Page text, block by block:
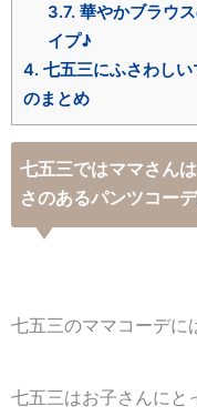
3.7. 華やかブラウ
イプ♪
4. 七五三にふさわし
のまとめ
七五三ではママさん
さのあるパンツコー
七五三のママコーデに
七五三はお子さんにと